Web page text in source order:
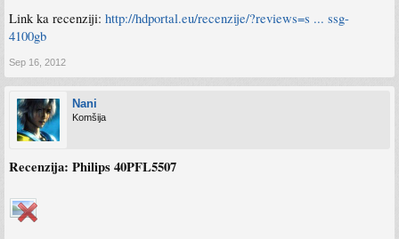
Link ka recenziji: http://hdportal.eu/recenzije/?reviews=s ... ssg-
4100gb
Sep 16, 2012
Nani
Komšija
Recenzija: Philips 40PFL5507